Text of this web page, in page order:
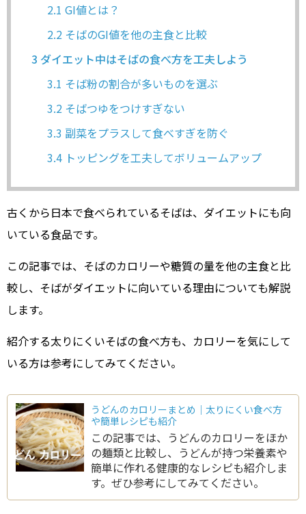
2.1 GI値とは？
2.2 そばのGI値を他の主食と比較
3 ダイエット中はそばの食べ方を工夫しよう
3.1 そば粉の割合が多いものを選ぶ
3.2 そばつゆをつけすぎない
3.3 副菜をプラスして食べすぎを防ぐ
3.4トッピングを工夫してボリュームアップ
古くから日本で食べられているそばは、ダイエットにも向
いている食品です。
この記事では、そばのカロリーや糖質の量を他の主食と比
較し、そばがダイエットに向いている理由についても解説
します。
紹介する太りにくいそばの食べ方も、カロリーを気にして
いる方は参考にしてみてください。
うどんのカロリーまとめ｜太りにくい食べ方
や簡単レシピも紹介
この記事では、うどんのカロリーをほか
の麺類と比較し、うどんが持つ栄養素や
簡単に作れる健康的なレシピも紹介しま
す。ぜひ参考にしてみてください。